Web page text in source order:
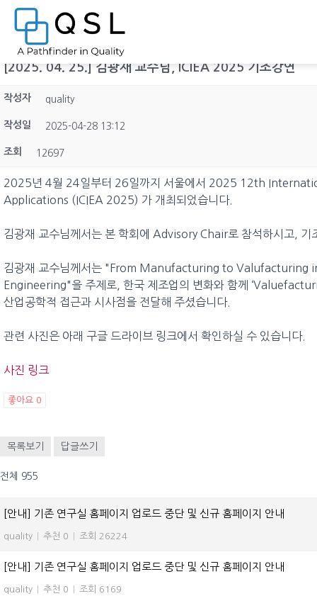
[2025. 04. 25.] 김광재 교수님, ICIEA 2025 기조강연
작성자 quality
작성일 2025-04-28 13:12
조회 12697
2025년 4월 24일부터 26일까지 서울에서 2025 12th
Applications (ICIEA 2025) 가 개최되었습니다.
김광재 교수님께서는 본 학회에 Advisory Chair로 참석하시고, 기
김광재 교수님께서는 "From Manufacturing to Valufacturing
Engineering"을 주제로, 한국 제조업의 변화와 함께
산업공학적 접근과 시사점을 전달해 주셨습니다.
관련 사진은 아래 구글 드라이브 링크에서 확인하실 수 있습니다.
사진 링크
좋아요 0
목록보기 답글쓰기
전체 955
[안내] 기존 연구실 홈페이지 업로드 중단 및 신규 홈페이지 안내
quality 추천 0 조회 26224
[안내] 기존 연구실 홈페이지 업로드 중단 및 신규 홈페이지 안내
quality 추천 0 조회 6169